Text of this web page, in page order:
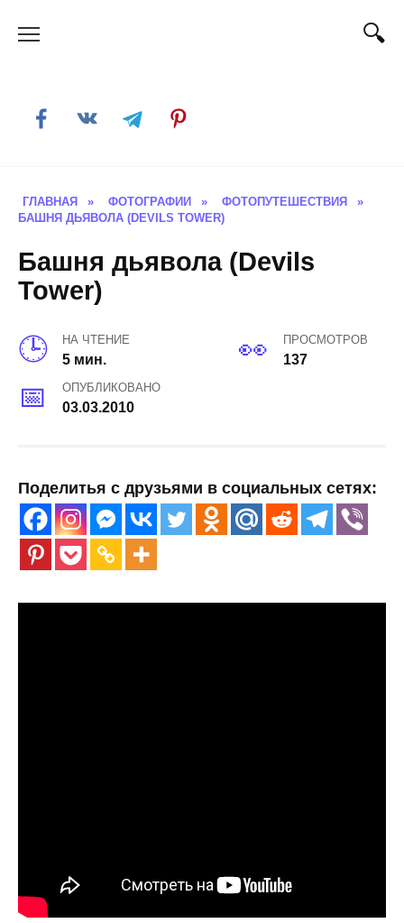
ГЛАВНАЯ » ФОТОГРАФИИ » ФОТОПУТЕШЕСТВИЯ
»
БАШНЯ ДЬЯВОЛА (DEVILS TOWER)
Башня дьявола (Devils
Tower)
НА ЧТЕНИЕ
5 мин.
ПРОСМОТРОВ
137
ОПУБЛИКОВАНО
03.03.2010
Поделитья с друзьями в социальных сетях: